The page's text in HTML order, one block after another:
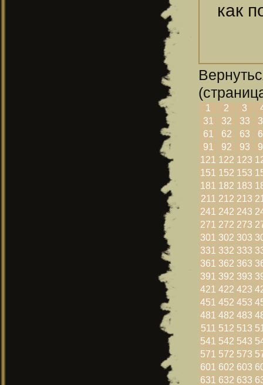
как
1 2 3
31
32 33
61
62 63
91
92 93
121 122 123
151 152 153
181 182 183
211 212 213
241 242 243
271 272 273
301 302 303
331 332 333
361 362 363
391 392 393
421 422 423
451 452 453
481 482 483
511 512 513
541 542 543
571 572 573
601 602 603
631 632 633